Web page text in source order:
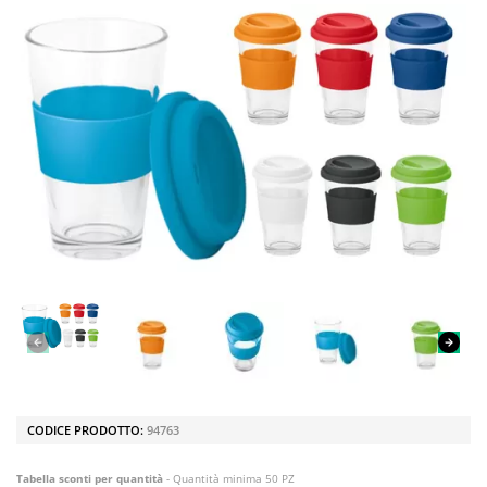
CODICE PRODOTTO: 94763
Tabella sconti per quantità - Quantità minima 50 PZ